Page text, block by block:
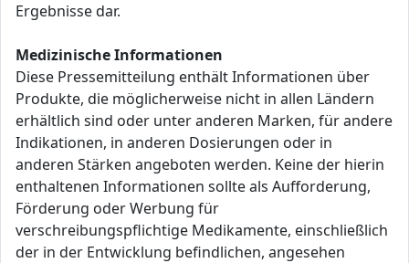
Ergebnisse dar.
Medizinische Informationen
Diese Pressemitteilung enthält Informationen über
Produkte, die möglicherweise nicht in allen Ländern
erhältlich sind oder unter anderen Marken, für andere
Indikationen, in anderen Dosierungen oder in
anderen Stärken angeboten werden. Keine der hierin
enthaltenen Informationen sollte als Aufforderung,
Förderung oder Werbung für
verschreibungspflichtige Medikamente, einschließlich
der in der Entwicklung befindlichen, angesehen